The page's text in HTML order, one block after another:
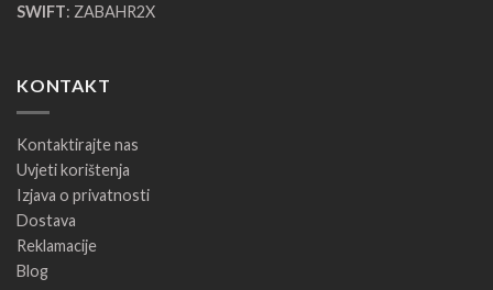
SWIFT: ZABAHR2X
KONTAKT
Kontaktirajte nas
Uvjeti korištenja
Izjava o privatnosti
Dostava
Reklamacije
Blog